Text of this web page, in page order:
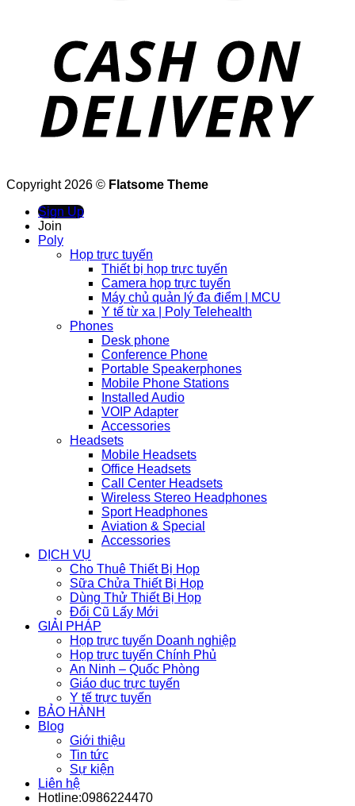
Copyright 2026 © Flatsome Theme
Sign Up
Join
Poly
Họp trực tuyến
Thiết bị họp trực tuyến
Camera họp trực tuyến
Máy chủ quản lý đa điểm | MCU
Y tế từ xa | Poly Telehealth
Phones
Desk phone
Conference Phone
Portable Speakerphones
Mobile Phone Stations
Installed Audio
VOIP Adapter
Accessories
Headsets
Mobile Headsets
Office Headsets
Call Center Headsets
Wireless Stereo Headphones
Sport Headphones
Aviation & Special
Accessories
DỊCH VỤ
Cho Thuê Thiết Bị Họp
Sữa Chửa Thiết Bị Họp
Dùng Thử Thiết Bị Họp
Đổi Cũ Lấy Mới
GIẢI PHÁP
Họp trực tuyến Doanh nghiệp
Họp trực tuyến Chính Phủ
An Ninh – Quốc Phòng
Giáo dục trực tuyến
Y tế trực tuyến
BẢO HÀNH
Blog
Giới thiệu
Tin tức
Sự kiện
Liên hệ
Hotline:0986224470